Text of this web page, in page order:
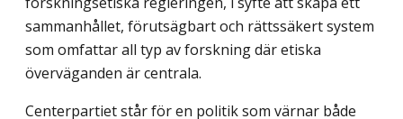
sammanhållet, förutsägbart och rättssäkert system
som omfattar all typ av forskning där etiska
överväganden är centrala.
Centerpartiet står för en politik som värnar både